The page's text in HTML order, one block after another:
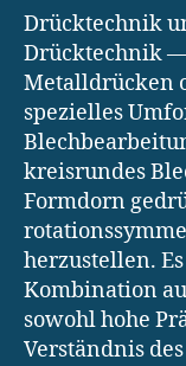
Drücktechnik
Drücktechnik
Metalldrücken
spezielles
kreisrundes
Formdorn
herzustellen.
Kombination
sowohl hohe
Verständnis